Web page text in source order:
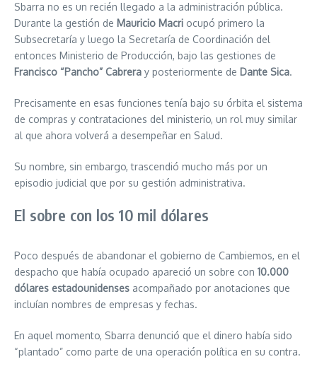
Sbarra no es un recién llegado a la administración pública.
Durante la gestión de Mauricio Macri ocupó primero la
Subsecretaría y luego la Secretaría de Coordinación del
entonces Ministerio de Producción, bajo las gestiones de
Francisco “Pancho” Cabrera y posteriormente de Dante Sica.
Precisamente en esas funciones tenía bajo su órbita el sistema
de compras y contrataciones del ministerio, un rol muy similar
al que ahora volverá a desempeñar en Salud.
Su nombre, sin embargo, trascendió mucho más por un
episodio judicial que por su gestión administrativa.
El sobre con los 10 mil dólares
Poco después de abandonar el gobierno de Cambiemos, en el
despacho que había ocupado apareció un sobre con 10.000
dólares estadounidenses acompañado por anotaciones que
incluían nombres de empresas y fechas.
En aquel momento, Sbarra denunció que el dinero había sido
“plantado” como parte de una operación política en su contra.